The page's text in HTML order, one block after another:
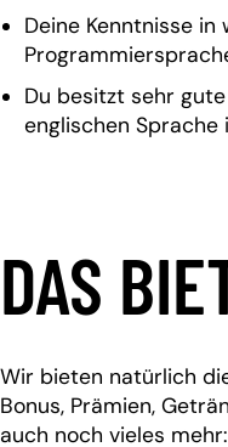
Deine Kenntnisse
Du besitzt sehr
englischen
DAS
Wir bieten natürlich
Bonus, Prämien,
auch noch vieles mehr: